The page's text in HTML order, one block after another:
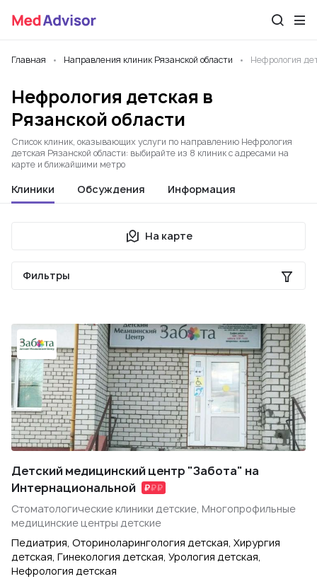
Главная Направления клиник Рязанской области Нефрология
Нефрология детская в
Рязанской области
Список клиник, оказывающих услуги по направлению Нефрология
детская Рязанской области: выбирайте из 8 клиник с адресами на
карте и ближайшими метро
Клиники Обсуждения Информация
На карте
Фильтры
Детский медицинский центр "Забота" на
Интернациональной
Стоматологические клиники детские, Многопрофильные
медицинские центры детские
Педиатрия, Оториноларингология детская, Хирургия
детская, Гинекология детская, Урология детская,
Нефрология детская